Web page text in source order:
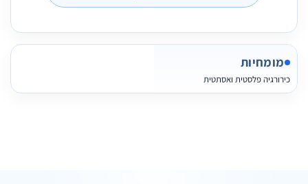
מומחיות
כירורגיה פלסטית ואסתטית